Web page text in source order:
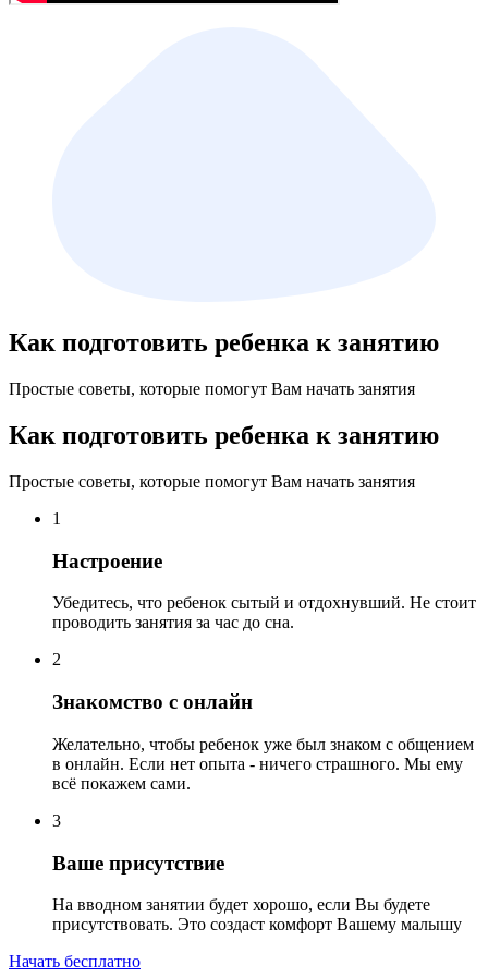
Как подготовить ребенка к занятию
Простые советы, которые помогут Вам начать занятия
Как подготовить ребенка к занятию
Простые советы, которые помогут Вам начать занятия
1
Настроение
Убедитесь, что ребенок сытый и отдохнувший. Не стоит
проводить занятия за час до сна.
2
Знакомство с онлайн
Желательно, чтобы ребенок уже был знаком с общением
в онлайн. Если нет опыта - ничего страшного. Мы ему
всё покажем сами.
3
Ваше присутствие
На вводном занятии будет хорошо, если Вы будете
присутствовать. Это создаст комфорт Вашему малышу
Начать бесплатно